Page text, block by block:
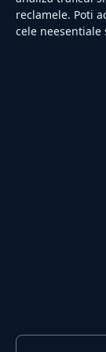
RUBRICI
reclamele. Poti
cele